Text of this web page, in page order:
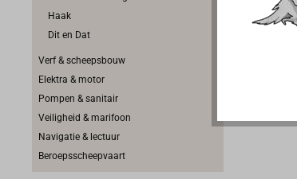
Haak
Dit en Dat
Verf & scheepsbouw
Elektra & motor
Pompen & sanitair
Veiligheid & marifoon
Navigatie & lectuur
Beroepsscheepvaart